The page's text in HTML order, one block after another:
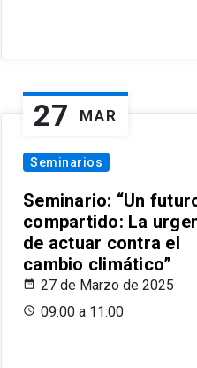
27 MAR
Seminarios
Seminario: “Un
compartido: La
de actuar contra el
cambio climático”
27 de Marzo de 2025
09:00 a 11:00